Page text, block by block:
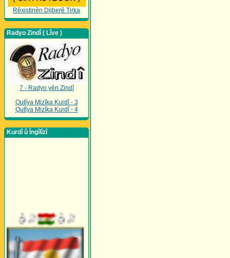
Rêxistinên Dijberê Tirka
Radyo Zindî ( Lîve )
7 - Radyo yên Zindî
Qutîya Mizîka Kurdî - 3
Qutîya Mizîka Kurdî - 4
Kurdî û Îngîlîzî